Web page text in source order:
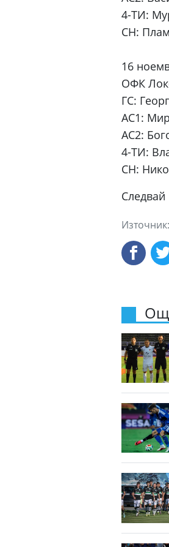
4-ТИ:
СН:
16
ОФК
ГС:
АС1:
АС2:
4-ТИ:
СН:
Следвай
Източник: